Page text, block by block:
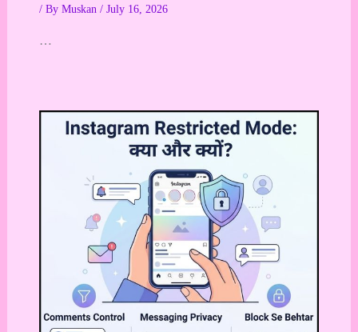
/ By Muskan / July 16, 2026
…